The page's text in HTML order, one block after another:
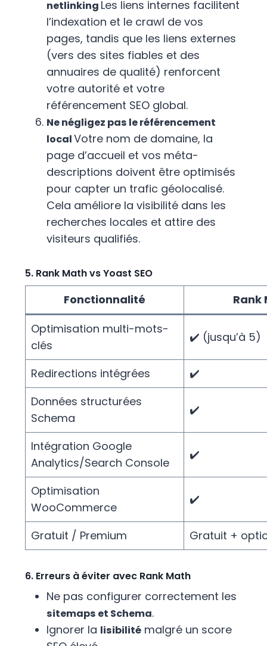
netlinking Les liens internes facilitent
l’indexation et le crawl de vos
pages, tandis que les liens externes
(vers des sites fiables et des
annuaires de qualité) renforcent
votre autorité et votre
référencement SEO global.
Ne négligez pas le référencement
localVotre nom de domaine, la
page d’accueil et vos méta-
descriptions doivent être optimisés
pour capter un trafic géolocalisé.
Cela améliore la visibilité dans les
recherches locales et attire des
visiteurs qualifiés.
5. Rank Math vs Yoast SEO
Fonctionnalité
Rank
Optimisation multi-mots-
clés
✔️ (jusqu’à 5)
Redirections intégrées
✔️
Données structurées
Schema
✔️
Intégration Google
Analytics/Search Console
✔️
Optimisation
WooCommerce
✔️
Gratuit / Premium Gratuit +
6. Erreurs à éviter avec Rank Math
Ne pas configurer correctement les
sitemaps et Schema.
Ignorer la lisibilitémalgré un score